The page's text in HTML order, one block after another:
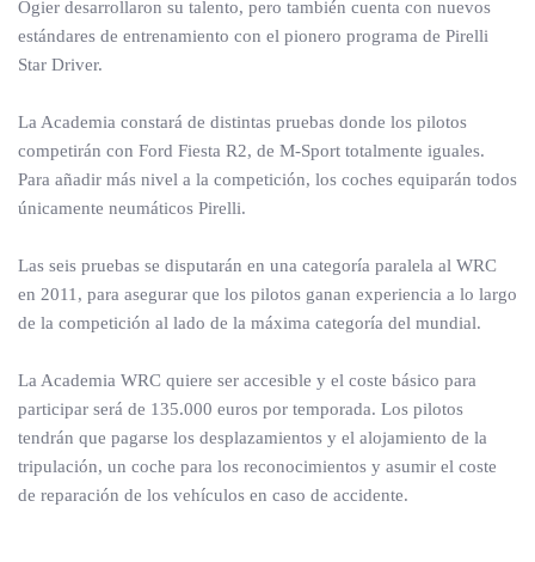
Ogier desarrollaron su talento, pero también cuenta con nuevos
estándares de entrenamiento con el pionero programa de Pirelli
Star Driver.
La Academia constará de distintas pruebas donde los pilotos
competirán con Ford Fiesta R2, de M-Sport totalmente iguales.
Para añadir más nivel a la competición, los coches equiparán todos
únicamente neumáticos Pirelli.
Las seis pruebas se disputarán en una categoría paralela al WRC
en 2011, para asegurar que los pilotos ganan experiencia a lo largo
de la competición al lado de la máxima categoría del mundial.
La Academia WRC quiere ser accesible y el coste básico para
participar será de 135.000 euros por temporada. Los pilotos
tendrán que pagarse los desplazamientos y el alojamiento de la
tripulación, un coche para los reconocimientos y asumir el coste
de reparación de los vehículos en caso de accidente.